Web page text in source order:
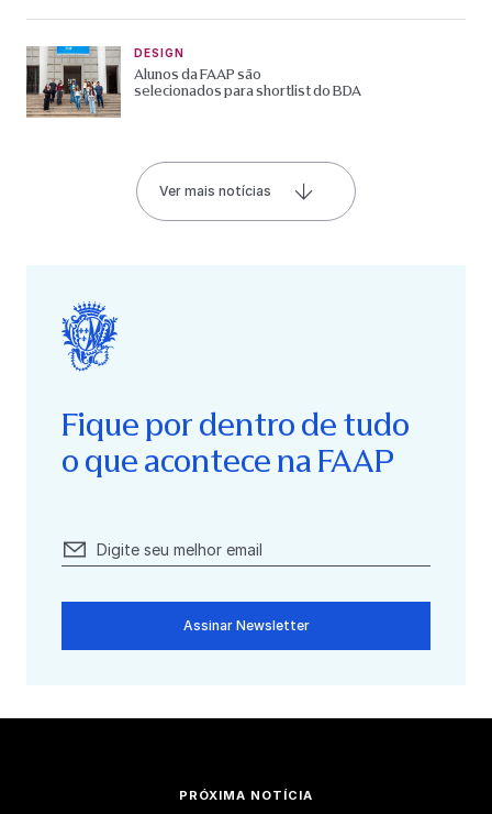
DESIGN
Alunos da FAAP são
selecionados para shortlist do BDA
Ver mais notícias
Fique por dentro de tudo
o que acontece na FAAP
Assinar Newsletter
PRÓXIMA NOTÍCIA